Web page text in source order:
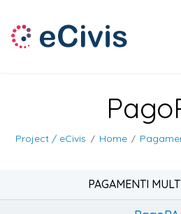
Project / eCivis / Home /
PAGAMENTI